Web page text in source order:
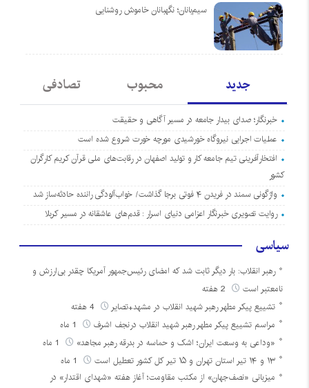
سیم‌بانان؛ نگهبانان خاموش روشنایی
جدید محبوب تصادفی
خبرنگار؛ صدای بیدار جامعه در مسیر آگاهی و حقیقت
عملیات اجرایی نیروگاه خورشیدی مورچه خورت شروع شده است
افتخارآفرینی تیم جامعه کار و تولید اصفهان در رقابت‌های ملی قرآن کریم کارگران
کشور
واژگونی سمند در فریدن ۴ فوتی برجا گذاشت/ خواب‌آلودگی راننده حادثه‌ساز شد
روایت تصویری خبرنگار اعزامی دنیای اسرار : قدم‌های عاشقانه در مسیر کربلا
سیاسی
رهبر انقلاب: بار دیگر ثابت شد که امضای رئیس‌جمهور آمریکا چقدر بی‌ارزش و
نامعتبر است
تشییع پیکر مطهر رهبر شهید انقلاب در مشهد+تصایر
مراسم تشییع پیکر مطهر رهبر شهید انقلاب درنجف اشرف
«وداعی به وسعت ایران؛ اشک و حماسه در بدرقه رهبر مجاهد»
۱۳ و ۱۴ تیر استان تهران و ۱۵ تیر کل کشور تعطیل است
میزبانی «نصف‌جهان» از مکتب مقاومت؛ آغاز هفته «شهدای اقتدار» در